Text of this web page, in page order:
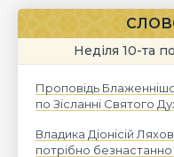
Неділя 10-та
Проповідь
по Зісланні Святого
Владика Діонісій
потрібно